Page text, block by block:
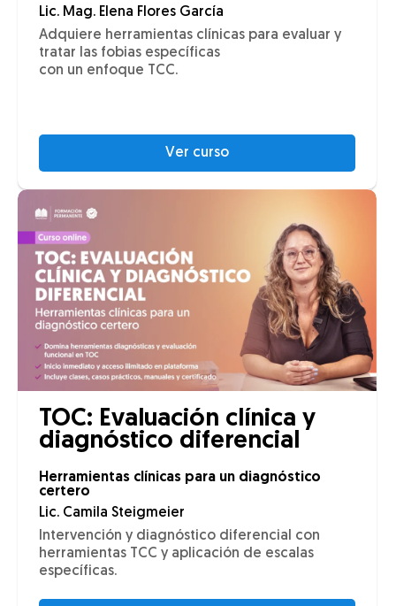
Lic. Mag. Elena Flores García
Adquiere herramientas clínicas para evaluar y
tratar las fobias específicas
con un enfoque TCC.
Ver curso
TOC: Evaluación clínica y
diagnóstico diferencial
Herramientas clínicas para un diagnóstico
certero
Lic. Camila Steigmeier
Intervención y diagnóstico diferencial con
herramientas TCC y aplicación de escalas
específicas.